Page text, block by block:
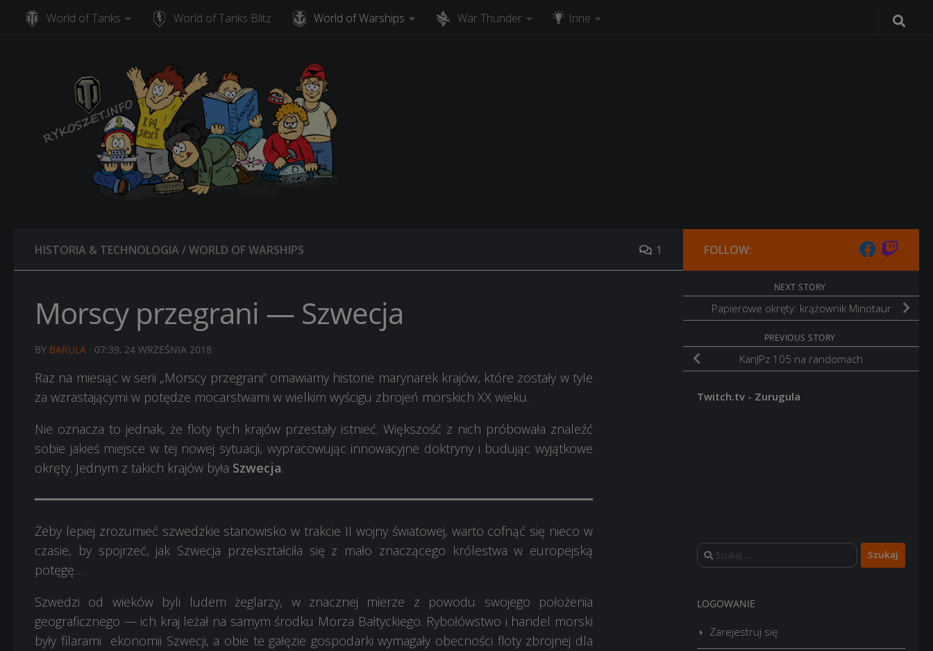
Skip to content
World of Tanks World of Tanks Blitz World of Warships War Thunder Inne
HISTORIA & TECHNOLOGIA /WORLD OF WARSHIPS 1
Morscy przegrani — Szwecja
BY BARULA · 07:39, 24 WRZEŚNIA 2018
Raz na miesiąc w serii „Morscy przegrani” omawiamy historie marynarek krajów, które zostały w tyle
za wzrastającymi w potędze mocarstwami w wielkim wyścigu zbrojeń morskich XX wieku.
Nie oznacza to jednak, że floty tych krajów przestały istnieć. Większość z nich próbowała znaleźć
sobie jakieś miejsce w tej nowej sytuacji, wypracowując innowacyjne doktryny i budując wyjątkowe
okręty. Jednym z takich krajów była Szwecja.
Żeby lepiej zrozumieć szwedzkie stanowisko w trakcie II wojny światowej, warto cofnąć się nieco w
czasie, by spojrzeć, jak Szwecja przekształciła się z mało znaczącego królestwa w europejską
potęgę…
Szwedzi od wieków byli ludem żeglarzy, w znacznej mierze z powodu swojego położenia
geograficznego — ich kraj leżał na samym środku Morza Bałtyckiego. Rybołówstwo i handel morski
były filarami ekonomii Szwecji, a obie te gałęzie gospodarki wymagały obecności floty zbrojnej dla
FOLLOW:
NEXT STORY
Papierowe okręty: krążownik Minotaur
PREVIOUS STORY
KanJPz 105 na randomach
Twitch.tv - Zurugula
Szukaj:
LOGOWANIE
Zarejestruj się